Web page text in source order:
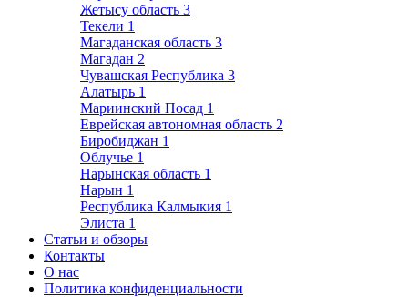
Жетысу область 3
Текели 1
Магаданская область 3
Магадан 2
Чувашская Республика 3
Алатырь 1
Мариинский Посад 1
Еврейская автономная область 2
Биробиджан 1
Облучье 1
Нарынская область 1
Нарын 1
Республика Калмыкия 1
Элиста 1
Статьи и обзоры
Контакты
О нас
Политика конфиденциальности